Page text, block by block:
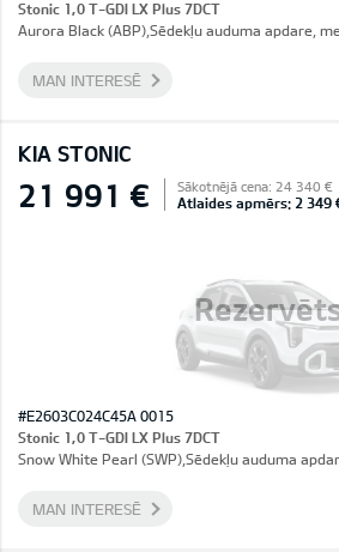
Stonic 1,0 T-GDI LX Plus 7DCT
Aurora Black (ABP),Sēdekļu auduma apdare,
MAN INTERESĒ
KIA STONIC
21 991 € Sākotnējā cena: 24 340 €
Atlaides apmērs: 2 349
#E2603C024C45A 0015
Stonic 1,0 T-GDI LX Plus 7DCT
Snow White Pearl (SWP),Sēdekļu auduma
MAN INTERESĒ